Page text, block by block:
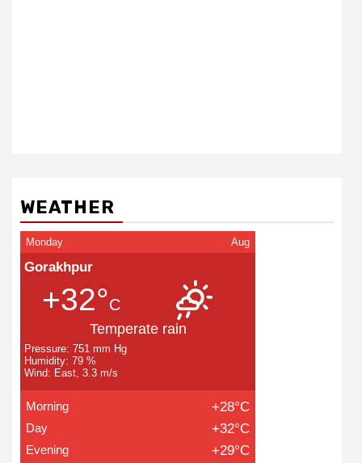
WEATHER
Monday Aug
Gorakhpur
+32°C
Temperate rain
Pressure: 751 mm Hg
Humidity: 79 %
Wind: East, 3.3 m/s
Morning +28°C
Day +32°C
Evening +29°C